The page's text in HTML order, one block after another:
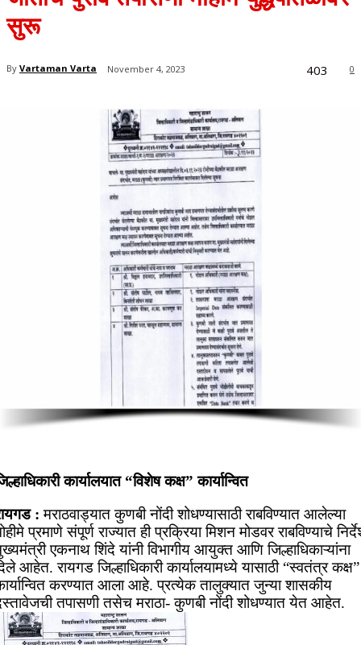
सुरू
By Vartaman Varta November 4, 2023 0
403
कार्यालयात “विशेष कक्ष” कार्यान्वित
: मराठवाड्यात कुणबी नोंदी शोधण्यासाठी राबविण्यात आलेल्या
प्रमाणे संपूर्ण राज्यात ही प्रक्रिया मिशन मोडवर राबविण्याचे
एकनाथ शिंदे यांनी विभागीय आयुक्त आणि जिल्हाधिकाऱ्यांना
आहेत. रायगड जिल्हाधिकारी कार्यालयामध्ये यासाठी “स्वतंत्र कक्ष”
करण्यात आला आहे. प्रत्येक तालुक्यात जुन्या शासकीय
तपासणी तसेच मराठा- कुणबी नोंदी शोधण्यात येत आहेत.